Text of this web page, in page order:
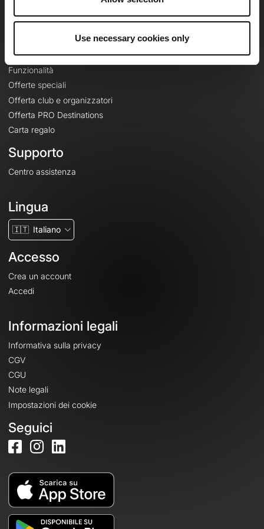
Use necessary cookies only
Le Mag'
Mappe di base topografiche
Funzionalità
Offerte speciali
Offerta club e organizzatori
Offerta PRO Destinations
Carta regalo
Supporto
Centro assistenza
Lingua
🇮🇹 Italiano
Accesso
Crea un account
Accedi
Informazioni legali
Informativa sulla privacy
CGV
CGU
Note legali
Impostazioni dei cookie
Seguici